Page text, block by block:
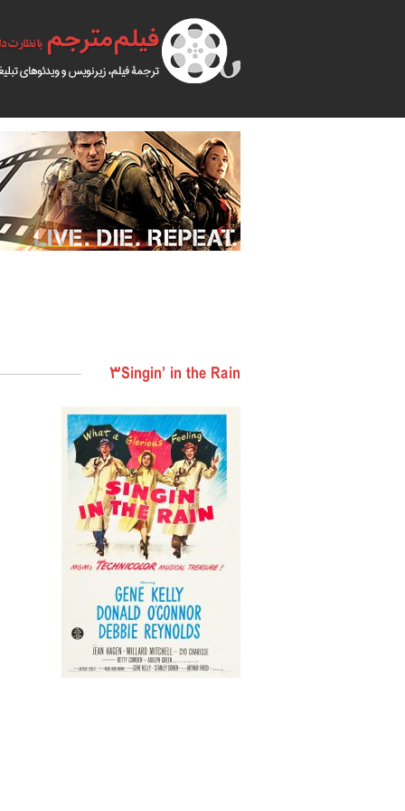
۳Singin’ in the Rain